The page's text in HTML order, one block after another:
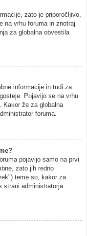
zato je priporočljivo,
na vrhu foruma in znotraj
za globalna obvestila
informacije in tudi za
Pojavijo se na vrhu
Kakor že za globalna
foruma.
pojavijo samo na prvi
zato jih redno
teme so, kakor za
strani administratorja